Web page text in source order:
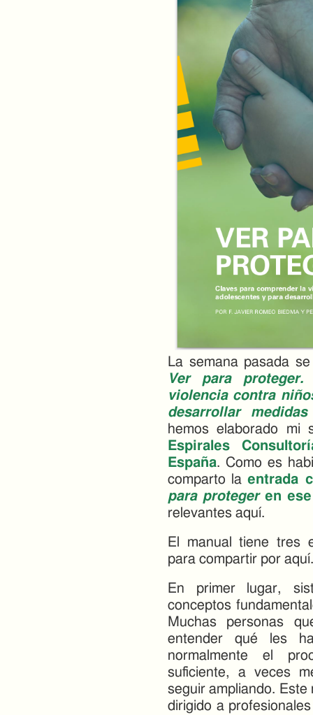
La semana pasada
Ver para
violencia contra
desarrollar
hemos elaborado mi
Espirales
España. Como es
comparto laentrada
para protegeren ese
relevantes aquí.
El manual tiene tres
para compartir por aquí.
En primer lugar,
conceptos
Muchas personas
entender qué les
normalmente el
suficiente, a veces
seguir ampliando.
dirigido a